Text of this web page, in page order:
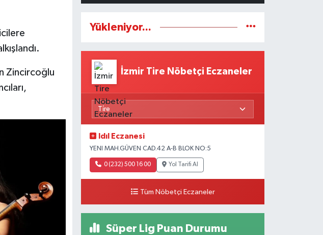
Zincircoğlu
Yükleniyor...
İzmir Tire Nöbetçi Eczaneler
Idıl Eczanesi
YENI MAH.GÜVEN CAD.42 A-B BLOK NO:5
0 (232) 500 16 00 Yol Tarifi Al
Tüm Nöbetçi Eczaneler
Süper Lig Puan Durumu